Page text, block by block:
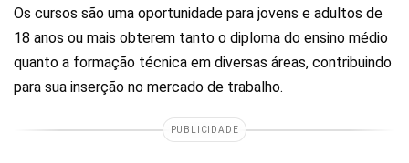
Os cursos são uma oportunidade para jovens e adultos de
18 anos ou mais obterem tanto o diploma do ensino médio
quanto a formação técnica em diversas áreas, contribuindo
para sua inserção no mercado de trabalho.
PUBLICIDADE